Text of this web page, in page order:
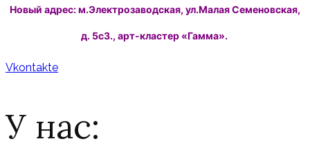
Новый адрес: м.Электрозаводская, ул.Малая Семеновская,
д. 5с3., арт-кластер «Гамма».
Vkontakte
У нас: